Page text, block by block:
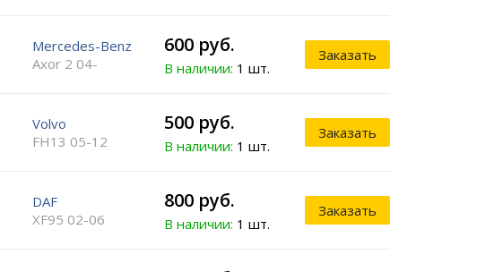
Mercedes-Benz
Axor 2 04-
600 руб.
В наличии: 1 шт.
Заказать
Volvo
FH13 05-12
500 руб.
В наличии: 1 шт.
Заказать
DAF
XF95 02-06
800 руб.
В наличии: 1 шт.
Заказать